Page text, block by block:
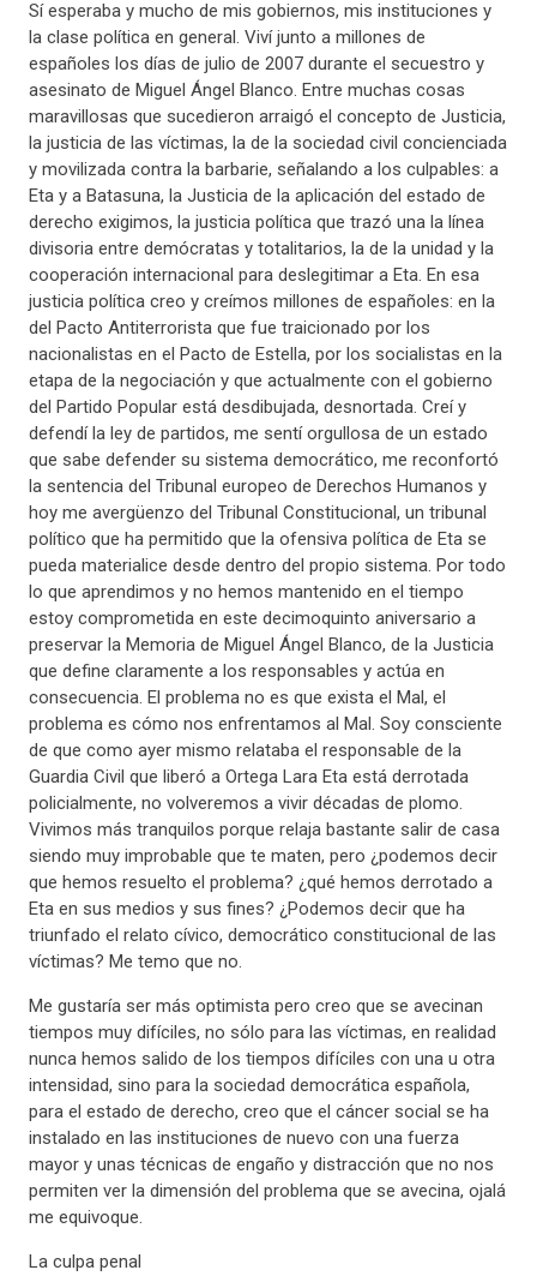
Sí esperaba y mucho de mis gobiernos, mis instituciones y
la clase política en general. Viví junto a millones de
españoles los días de julio de 2007 durante el secuestro y
asesinato de Miguel Ángel Blanco. Entre muchas cosas
maravillosas que sucedieron arraigó el concepto de Justicia,
la justicia de las víctimas, la de la sociedad civil concienciada
y movilizada contra la barbarie, señalando a los culpables: a
Eta y a Batasuna, la Justicia de la aplicación del estado de
derecho exigimos, la justicia política que trazó una la línea
divisoria entre demócratas y totalitarios, la de la unidad y la
cooperación internacional para deslegitimar a Eta. En esa
justicia política creo y creímos millones de españoles: en la
del Pacto Antiterrorista que fue traicionado por los
nacionalistas en el Pacto de Estella, por los socialistas en la
etapa de la negociación y que actualmente con el gobierno
del Partido Popular está desdibujada, desnortada. Creí y
defendí la ley de partidos, me sentí orgullosa de un estado
que sabe defender su sistema democrático, me reconfortó
la sentencia del Tribunal europeo de Derechos Humanos y
hoy me avergüenzo del Tribunal Constitucional, un tribunal
político que ha permitido que la ofensiva política de Eta se
pueda materialice desde dentro del propio sistema. Por todo
lo que aprendimos y no hemos mantenido en el tiempo
estoy comprometida en este decimoquinto aniversario a
preservar la Memoria de Miguel Ángel Blanco, de la Justicia
que define claramente a los responsables y actúa en
consecuencia. El problema no es que exista el Mal, el
problema es cómo nos enfrentamos al Mal. Soy consciente
de que como ayer mismo relataba el responsable de la
Guardia Civil que liberó a Ortega Lara Eta está derrotada
policialmente, no volveremos a vivir décadas de plomo.
Vivimos más tranquilos porque relaja bastante salir de casa
siendo muy improbable que te maten, pero ¿podemos decir
que hemos resuelto el problema? ¿qué hemos derrotado a
Eta en sus medios y sus fines? ¿Podemos decir que ha
triunfado el relato cívico, democrático constitucional de las
víctimas? Me temo que no.
Me gustaría ser más optimista pero creo que se avecinan
tiempos muy difíciles, no sólo para las víctimas, en realidad
nunca hemos salido de los tiempos difíciles con una u otra
intensidad, sino para la sociedad democrática española,
para el estado de derecho, creo que el cáncer social se ha
instalado en las instituciones de nuevo con una fuerza
mayor y unas técnicas de engaño y distracción que no nos
permiten ver la dimensión del problema que se avecina, ojalá
me equivoque.
La culpa penal